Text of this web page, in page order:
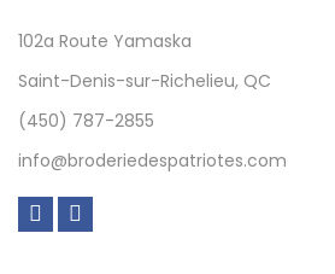
102a Route Yamaska
Saint-Denis-sur-Richelieu, QC
(450) 787-2855
info@broderiedespatriotes.com